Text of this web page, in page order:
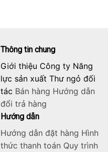
Thông tin chung
Giới thiệu Công ty Năng
lực sản xuất Thư ngỏ đối
tác Bán hàng Hướng dẫn
đổi trả hàng
Hướng dẫn
Hướng dẫn đặt hàng Hình
thức thanh toán Quy trình